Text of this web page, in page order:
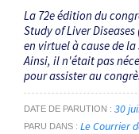
La 72e édition du
Study of Liver
en virtuel à cause de
Ainsi, il n'était pas
pour assister au
DATE DE PARUTION 30
PARU DANS Le Courrier